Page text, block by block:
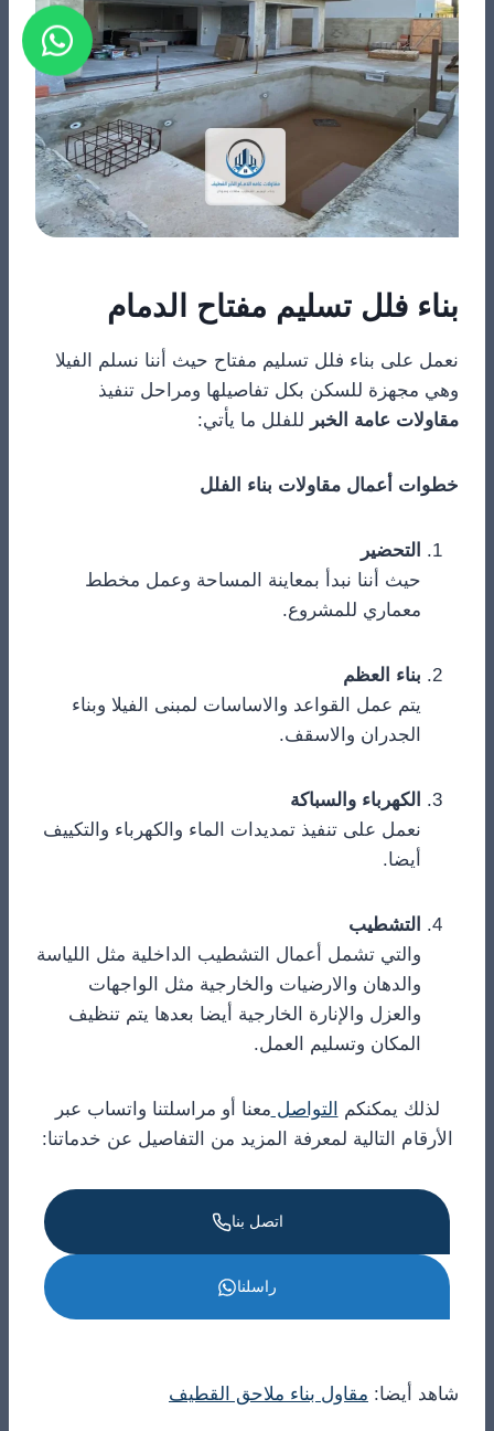
بناء فلل تسليم مفتاح الدمام
نعمل على بناء فلل تسليم مفتاح حيث أننا نسلم الفيلا
وهي مجهزة للسكن بكل تفاصيلها ومراحل تنفيذ
مقاولات عامة الخبر للفلل ما يأتي:
خطوات أعمال مقاولات بناء الفلل
التحضير
حيث أننا نبدأ بمعاينة المساحة وعمل مخطط
معماري للمشروع.
بناء العظم
يتم عمل القواعد والاساسات لمبنى الفيلا وبناء
الجدران والاسقف.
الكهرباء والسباكة
نعمل على تنفيذ تمديدات الماء والكهرباء والتكييف
أيضا.
التشطيب
والتي تشمل أعمال التشطيب الداخلية مثل اللياسة
والدهان والارضيات والخارجية مثل الواجهات
والعزل والإنارة الخارجية أيضا بعدها يتم تنظيف
المكان وتسليم العمل.
لذلك يمكنكم التواصل معنا أو مراسلتنا واتساب عبر
الأرقام التالية لمعرفة المزيد من التفاصيل عن خدماتنا:
اتصل بنا
راسلنا
شاهد أيضا: مقاول بناء ملاحق القطيف